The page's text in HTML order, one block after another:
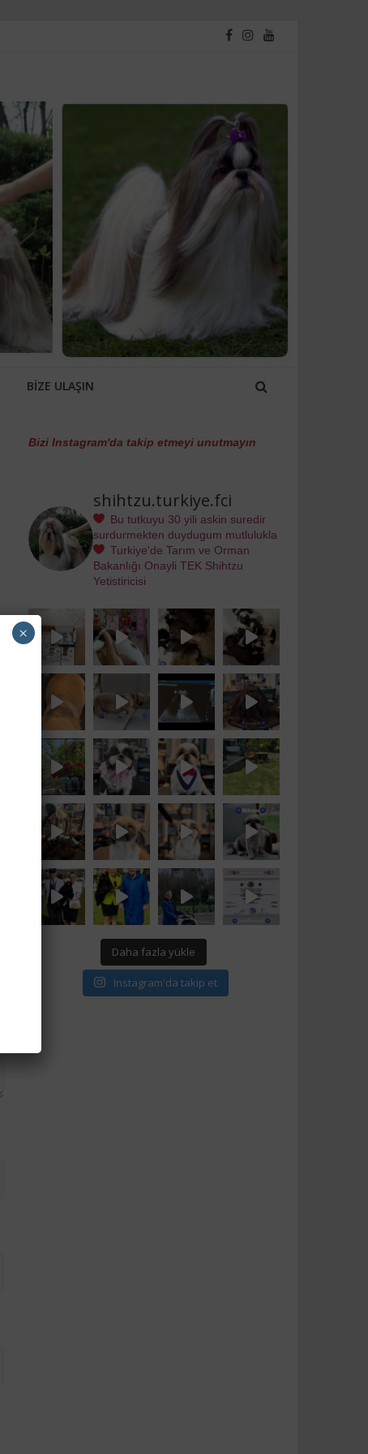
BIZE ULAŞIN
Bizi Instagram'da takip etmeyi unutmayın
shihtzu.turkiye.fci
Bu tutkuyu 30 yili askin suredir
surdurmekten duydugum mutlulukla
Turkiye'de Tarım ve Orman
Bakanlığı Onayli TEK Shihtzu
Yetistiricisi
Daha fazla yükle
Instagram'da takip et
×